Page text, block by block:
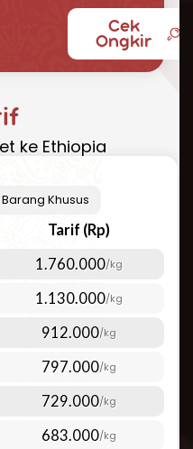
barang ke Ethiopia
Repack.id
Anda. Dengan
dalam industri
menawarkan
200+ negara
yang
menjadi lebih
Kami fokus
kebutuhan
menjadi pilihan
Cek
Ongkir
ke Ethiopia
Barang Khusus
Tarif (Rp)
1.760.000/kg
1.130.000/kg
912.000/kg
797.000/kg
729.000/kg
683.000/kg